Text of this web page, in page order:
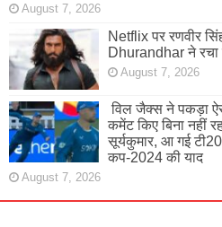
August 7, 2026
Netflix पर रणवीर
Dhurandhar ने रचा
August 7, 2026
विल जैक्स ने पकड़ा
कमेंट किए बिना नहीं
सूर्यकुमार, आ गई टी20
कप-2024 की याद
August 7, 2026